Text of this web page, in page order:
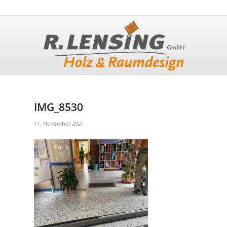
IMG_8530
11. November 2021